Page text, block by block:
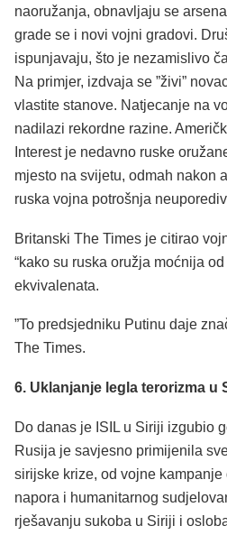
naoružanja, obnavljaju se
grade se i novi vojni gradovi.
ispunjavaju, što je nezamislivo
Na primjer, izdvaja se ”živi”
vlastite stanove. Natjecanje na
nadilazi rekordne razine.
Interest je nedavno ruske
mjesto na svijetu, odmah nakon
ruska vojna potrošnja
Britanski The Times je citirao
“kako su ruska oružja moćnija
ekvivalenata.
”To predsjedniku Putinu daje
The Times.
6. Uklanjanje legla terorizma u
Do danas je ISIL u Siriji izgubio
Rusija je savjesno primijenila
sirijske krize, od vojne
napora i humanitarnog
rješavanju sukoba u Siriji i